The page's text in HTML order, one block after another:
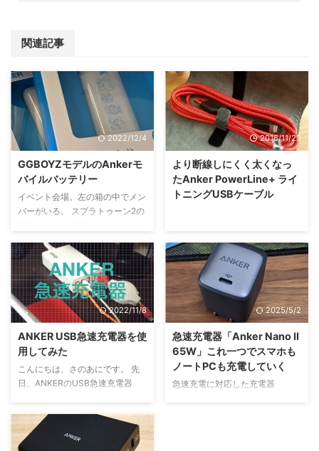
関連記事
2022/12/4
GGBOYZモデルのAnkerモ
バイルバッテリー
イベント会場。左の箱の中でメン
バーがいる。 スプラトゥーン2の
CyberZ）が2019年8月18日
（日）にテレ朝夏祭り会場内の
「RAGEブース」にてファンミー
ティングを行い、その場で事前購
入したGGBOYZモデルのAnkerモ
バイルバッテリーと引き換えしま
したので紹介します。 【アンカ
ー・ジャパン】8月18日、テレ朝
夏祭り会場内「RAGEブース」に
て「GGBOYZファンミーティン
2016/11/23
より断線しにくく太くなっ
たAnker PowerLine+ ライ
トニングUSBケーブル
2022/11/8
ANKER USB急速充電器を使
用してみた
こんにちは、さのあにです。 先
日、ANKERのUSB急速充電器
ップされてて、25Wの方を1600
円ほどで購入しました。特に
2025/5/2
急速充電器「Anker Nano II
65W」これ一つでスマホも
ノートPCも充電していく
急速充電に対応した充電器